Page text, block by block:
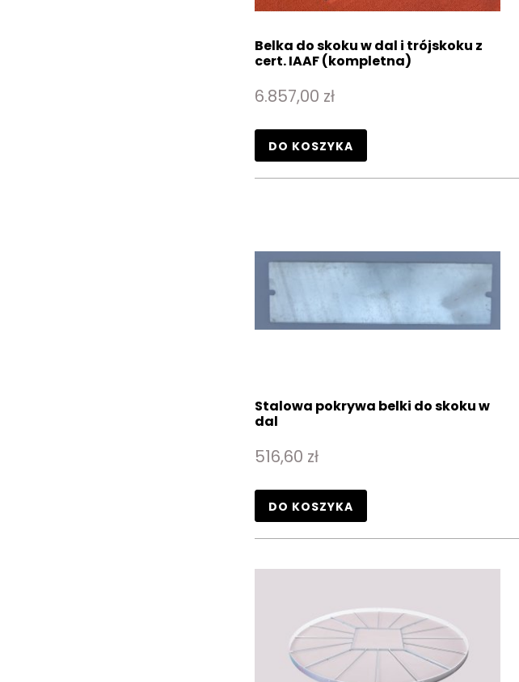
Belka do skoku w dal i trójskoku z
cert. IAAF (kompletna)
6.857,00 zł
DO KOSZYKA
Stalowa pokrywa belki do skoku w
dal
516,60 zł
DO KOSZYKA